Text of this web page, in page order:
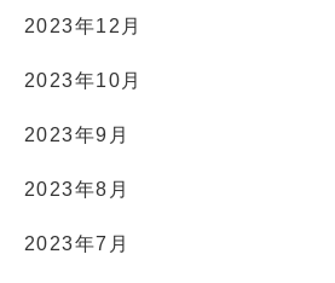
2023年12月
2023年10月
2023年9月
2023年8月
2023年7月